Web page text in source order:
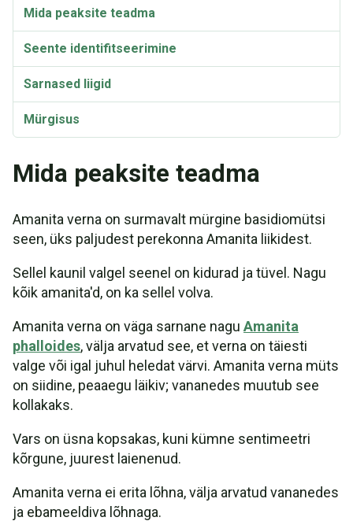
Mida peaksite teadma
Seente identifitseerimine
Sarnased liigid
Mürgisus
Mida peaksite teadma
Amanita verna on surmavalt mürgine basidiomütsi
seen, üks paljudest perekonna Amanita liikidest.
Sellel kaunil valgel seenel on kidurad ja tüvel. Nagu
kõik amanita'd, on ka sellel volva.
Amanita verna on väga sarnane nagu Amanita
phalloides, välja arvatud see, et verna on täiesti
valge või igal juhul heledat värvi. Amanita verna müts
on siidine, peaaegu läikiv; vananedes muutub see
kollakaks.
Vars on üsna kopsakas, kuni kümne sentimeetri
kõrgune, juurest laienenud.
Amanita verna ei erita lõhna, välja arvatud vananedes
ja ebameeldiva lõhnaga.